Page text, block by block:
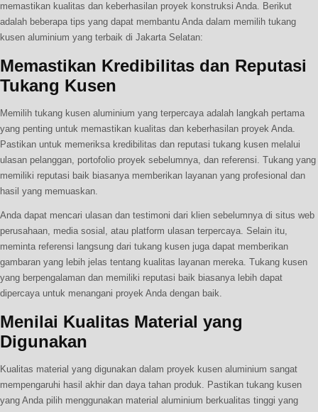
memastikan kualitas dan keberhasilan proyek konstruksi Anda. Berikut
adalah beberapa tips yang dapat membantu Anda dalam memilih tukang
kusen aluminium yang terbaik di Jakarta Selatan:
Memastikan Kredibilitas dan Reputasi
Tukang Kusen
Memilih tukang kusen aluminium yang terpercaya adalah langkah pertama
yang penting untuk memastikan kualitas dan keberhasilan proyek Anda.
Pastikan untuk memeriksa kredibilitas dan reputasi tukang kusen melalui
ulasan pelanggan, portofolio proyek sebelumnya, dan referensi. Tukang yang
memiliki reputasi baik biasanya memberikan layanan yang profesional dan
hasil yang memuaskan.
Anda dapat mencari ulasan dan testimoni dari klien sebelumnya di situs web
perusahaan, media sosial, atau platform ulasan terpercaya. Selain itu,
meminta referensi langsung dari tukang kusen juga dapat memberikan
gambaran yang lebih jelas tentang kualitas layanan mereka. Tukang kusen
yang berpengalaman dan memiliki reputasi baik biasanya lebih dapat
dipercaya untuk menangani proyek Anda dengan baik.
Menilai Kualitas Material yang
Digunakan
Kualitas material yang digunakan dalam proyek kusen aluminium sangat
mempengaruhi hasil akhir dan daya tahan produk. Pastikan tukang kusen
yang Anda pilih menggunakan material aluminium berkualitas tinggi yang